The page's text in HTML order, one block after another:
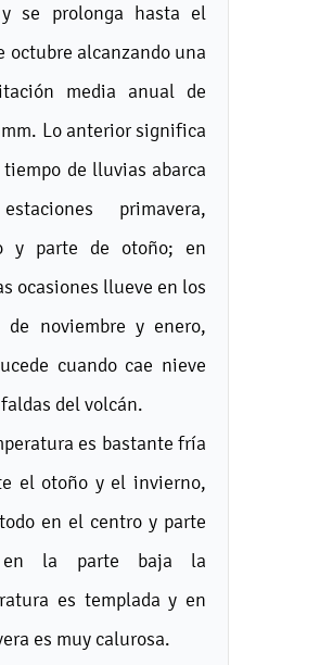
se prolonga hasta el
octubre alcanzando una
media anual de
Lo anterior significa
de lluvias abarca
primavera,
y parte de otoño; en
ocasiones llueve en los
de noviembre y enero,
cuando cae nieve
del volcán.
es bastante fría
el otoño y el invierno,
en el centro y parte
la parte baja la
es templada y en
es muy calurosa.